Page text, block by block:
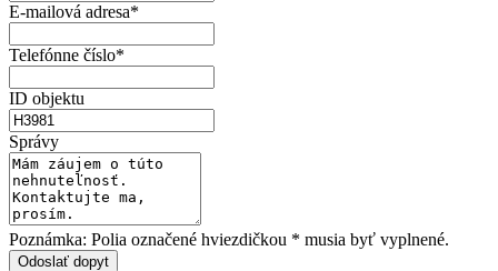
E-mailová adresa*
Telefónne číslo*
ID objektu
Správy
Poznámka: Polia označené hviezdičkou * musia byť vyplnené.